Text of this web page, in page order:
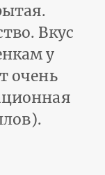
Вкус
у
очень